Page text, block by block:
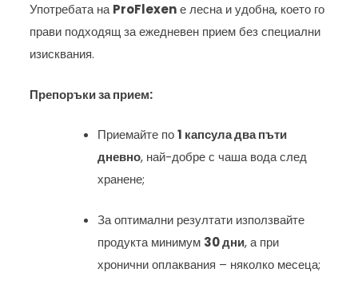
Употребата наProFlexenе лесна и удобна, което го
прави подходящ за ежедневен прием без специални
изисквания.
Препоръки за прием:
Приемайте по1 капсула два пъти
дневно, най-добре с чаша вода след
хранене;
За оптимални резултати използвайте
продукта минимум 30 дни, а при
хронични оплаквания – няколко месеца;